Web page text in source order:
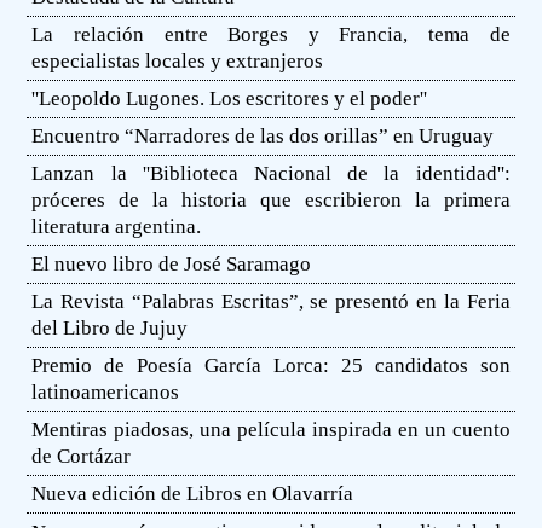
La relación entre Borges y Francia, tema de
especialistas locales y extranjeros
''Leopoldo Lugones. Los escritores y el poder''
Encuentro “Narradores de las dos orillas” en Uruguay
Lanzan la ''Biblioteca Nacional de la identidad'':
próceres de la historia que escribieron la primera
literatura argentina.
El nuevo libro de José Saramago
La Revista “Palabras Escritas”, se presentó en la Feria
del Libro de Jujuy
Premio de Poesía García Lorca: 25 candidatos son
latinoamericanos
Mentiras piadosas, una película inspirada en un cuento
de Cortázar
Nueva edición de Libros en Olavarría